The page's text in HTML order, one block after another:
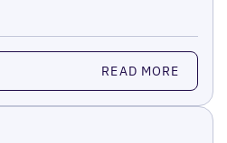
READ MORE